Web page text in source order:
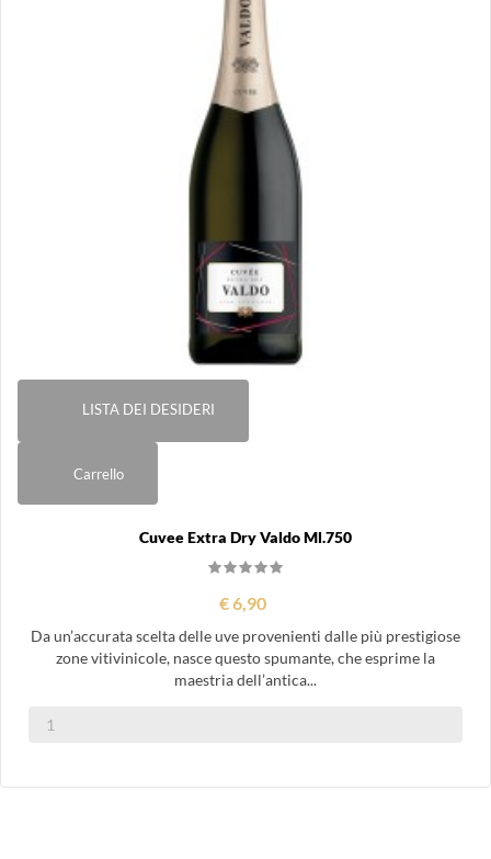
LISTA DEI DESIDERI
Carrello
Cuvee Extra Dry Valdo Ml.750
€ 6,90
Da un’accurata scelta delle uve provenienti dalle più prestigiose
zone vitivinicole, nasce questo spumante, che esprime la
maestria dell’antica...